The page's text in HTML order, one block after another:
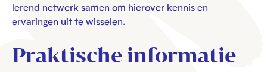
lerend netwerk samen om hierover kennis en
ervaringen uit te wisselen.
Praktische informatie